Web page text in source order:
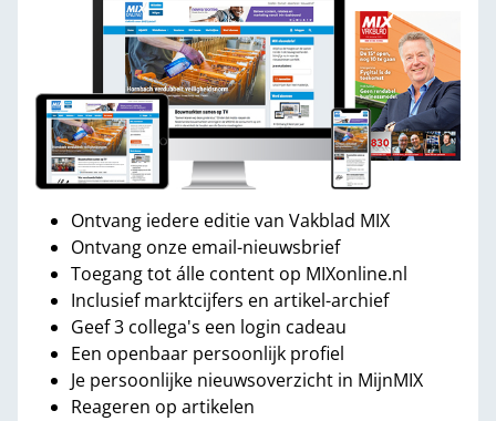
Ontvang iedere editie van Vakblad MIX
Ontvang onze email-nieuwsbrief
Toegang tot álle content op MIXonline.nl
Inclusief marktcijfers en artikel-archief
Geef 3 collega's een login cadeau
Een openbaar persoonlijk profiel
Je persoonlijke nieuwsoverzicht in MijnMIX
Reageren op artikelen